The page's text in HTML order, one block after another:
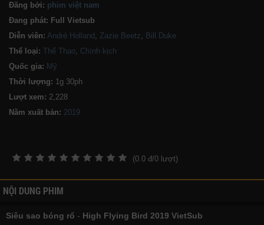
Đăng bởi: phim việt nam
Đang phát: Full Vietsub
Diễn viên: André Holland , Zazie Beetz, Bill Duke
Thể loại: Thể Thao, Chính kịch
Quốc gia: Mỹ
Thời lượng: 1g 30ph
Lượt xem: 2,228
Năm xuất bản:
(0.0 đ/0 lượt)
NỘI DUNG PHIM
Siêu sao bóng rổ - High Flying Bird 2019 VietSub